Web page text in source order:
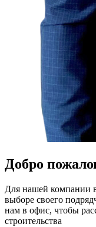
Добро
Для нашей компании
выборе своего
нам в офис, чтобы
строительства